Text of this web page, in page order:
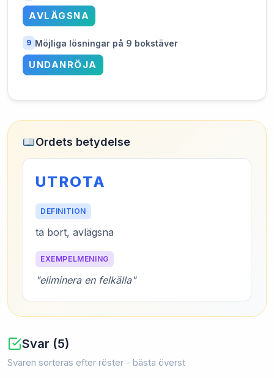
AVLÄGSNA
9 Möjliga lösningar på 9 bokstäver
UNDANRÖJA
Ordets betydelse
UTROTA
DEFINITION
ta bort, avlägsna
EXEMPELMENING
"eliminera en felkälla"
Svar (5)
Svaren sorteras efter röster - bästa överst